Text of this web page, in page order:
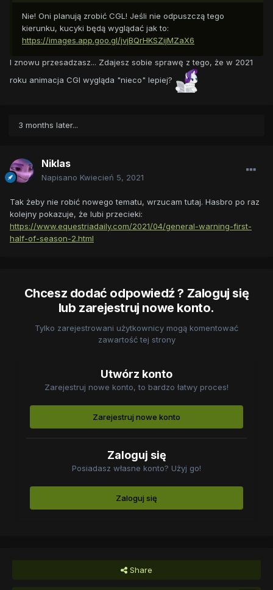
Nie! Oni planują zrobić CGL! Jeśli nie odpuszczą tego
kierunku, kucyki będą wyglądać jak to:
https://images.app.goo.gl/jvjBQrHKSZijMZaX6
I znowu przesadzasz... Zdajesz sobie sprawę z tego, że w 2021
roku animacja CGI wygląda "nieco" lepiej?
3 months later...
Niklas
Napisano Kwiecień 5, 2021
Tak żeby nie robić nowego tematu, wrzucam tutaj. Hasbro po raz
kolejny pokazuje, że lubi przecieki:
https://www.equestriadaily.com/2021/04/general-warning-first-
half-of-season-2.html
Chcesz dodać odpowiedź ? Zaloguj się
lub zarejestruj nowe konto.
Tylko zarejestrowani użytkownicy mogą komentować
zawartość tej strony
Utwórz konto
Zarejestruj nowe konto, to bardzo łatwy proces!
Zarejestruj nowe konto
Zaloguj się
Posiadasz własne konto? Użyj go!
Zaloguj się
Share